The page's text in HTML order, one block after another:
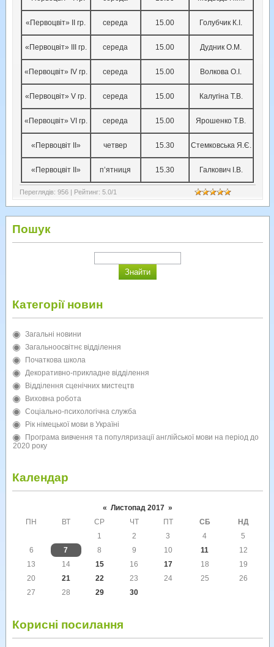
«Первоцвіт» ІI гр. середа 15.00 Голубчик К.І.
«Первоцвіт» ІII гр. середа 15.00 Дудник О.М.
«Первоцвіт» ІV гр. середа 15.00 Волкова О.І.
«Первоцвіт» V гр. середа 15.00 Калугіна Т.В.
«Первоцвіт» VІ гр. середа 15.00 Ярошенко Т.В.
«Первоцвіт ІІ» четвер 15.30 Стемковська Я.Є.
«Первоцвіт ІІ» п’ятниця 15.30 Галкович І.В.
Переглядів: 956 | Рейтинг: 5.0/1
Пошук
Категорії новин
Загальні новини
Загальноосвітнє відділення
Початкова школа
Декоративно-прикладне відділення
Відділення сценічних мистецтв
Виховна робота
Соціально-психологічна служба
Рік німецької мови в Україні
Програма вивчення та популяризації англійської мови на період до
2020 року
Календар
« Листопад 2017 »
ПН
ВТ СР ЧТ ПТ СБ
НД
1
2 3 4
5
6
7 8 9 10 11
12
13
14 15 16 17 18
19
20
21 22 23 24 25
26
27
28 29 30
Корисні посилання